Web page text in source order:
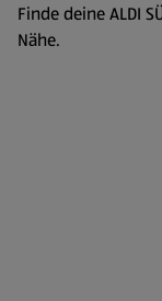
Finde deine ALDI
Nähe.